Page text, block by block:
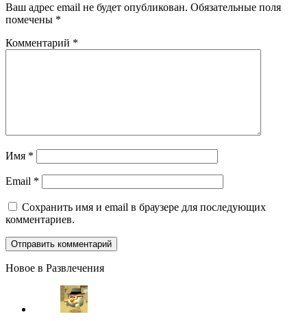
Ваш адрес email не будет опубликован. Обязательные поля
помечены *
Комментарий *
Имя *
Email *
Сохранить имя и email в браузере для последующих
комментариев.
Новое в Развлечения